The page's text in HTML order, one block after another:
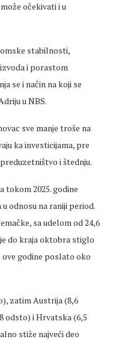
očekivati i u
stabilnosti,
i porastom
se i način na koji se
u NBS.
sve manje troše na
ka investicijama, pre
i štednju.
2025. godine
u odnosu na raniji period.
sa udelom od 24,6
do kraja oktobra stiglo
ove godine poslato oko
zatim Austrija (8,6
odsto) i Hrvatska (6,5
stiže najveći deo